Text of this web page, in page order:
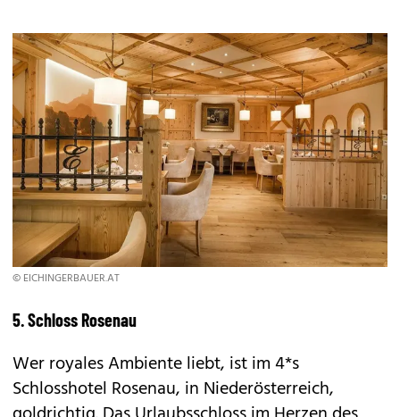
© EICHINGERBAUER.AT
5. Schloss Rosenau
Wer royales Ambiente liebt, ist im 4*s
Schlosshotel Rosenau, in Niederösterreich,